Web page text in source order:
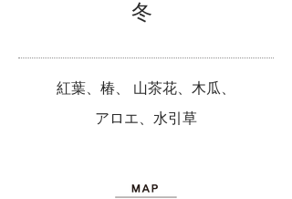
冬
紅葉、椿、 山茶花、木瓜、
アロエ、水引草